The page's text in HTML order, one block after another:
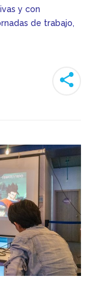
y con
de trabajo,